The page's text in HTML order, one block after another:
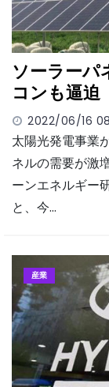
ソーラーパ
コンも逼迫
2022/06/16
太陽光発電事業
ネルの需要が激
ーンエネルギー
と、今…
産業